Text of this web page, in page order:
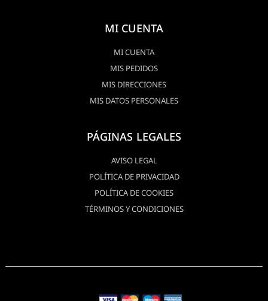
MI CUENTA
MI CUENTA
MIS PEDIDOS
MIS DIRECCIONES
MIS DATOS PERSONALES
PÁGINAS LEGALES
AVISO LEGAL
POLÍTICA DE PRIVACIDAD
POLÍTICA DE COOKIES
TÉRMINOS Y CONDICIONES